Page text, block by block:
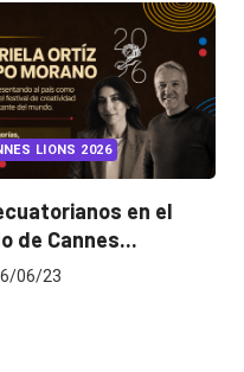
INSIGHTS UNCATEGORIZED
¿Cambiar de agencia
mejora una marca? La...
2026/07/22